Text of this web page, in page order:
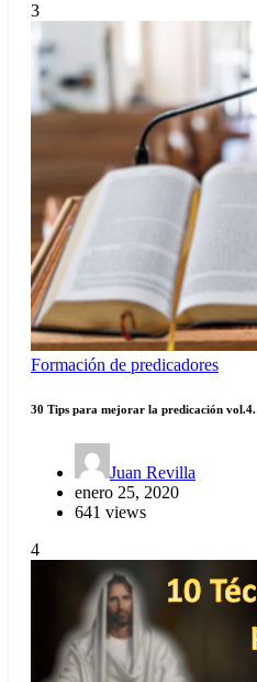
3
Formación de predicadores
30 Tips para mejorar la predicación vol.4.
Juan Revilla
enero 25, 2020
641 views
4